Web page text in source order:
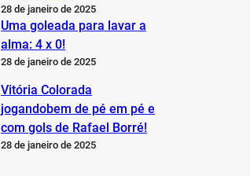
28 de janeiro de 2025
Uma goleada para lavar a
alma: 4 x 0!
28 de janeiro de 2025
Vitória Colorada
jogandobem de pé em pé e
com gols de Rafael Borré!
28 de janeiro de 2025